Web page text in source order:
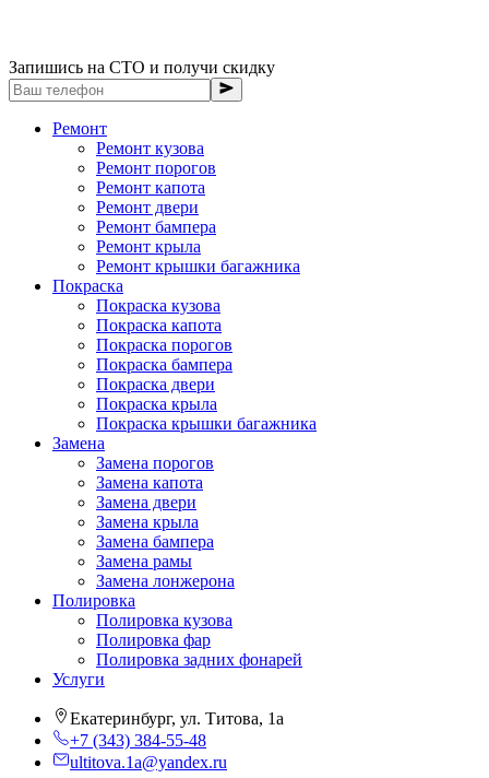
Запишись на СТО и получи скидку
Ремонт
Ремонт кузова
Ремонт порогов
Ремонт капота
Ремонт двери
Ремонт бампера
Ремонт крыла
Ремонт крышки багажника
Покраска
Покраска кузова
Покраска капота
Покраска порогов
Покраска бампера
Покраска двери
Покраска крыла
Покраска крышки багажника
Замена
Замена порогов
Замена капота
Замена двери
Замена крыла
Замена бампера
Замена рамы
Замена лонжерона
Полировка
Полировка кузова
Полировка фар
Полировка задних фонарей
Услуги
Екатеринбург, ул. Титова, 1а
+7 (343) 384-55-48
ultitova.1a@yandex.ru